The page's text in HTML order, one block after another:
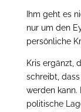
Ihm geht es
nur um den
persönliche
Kris ergänzt,
schreibt,
werden
politische